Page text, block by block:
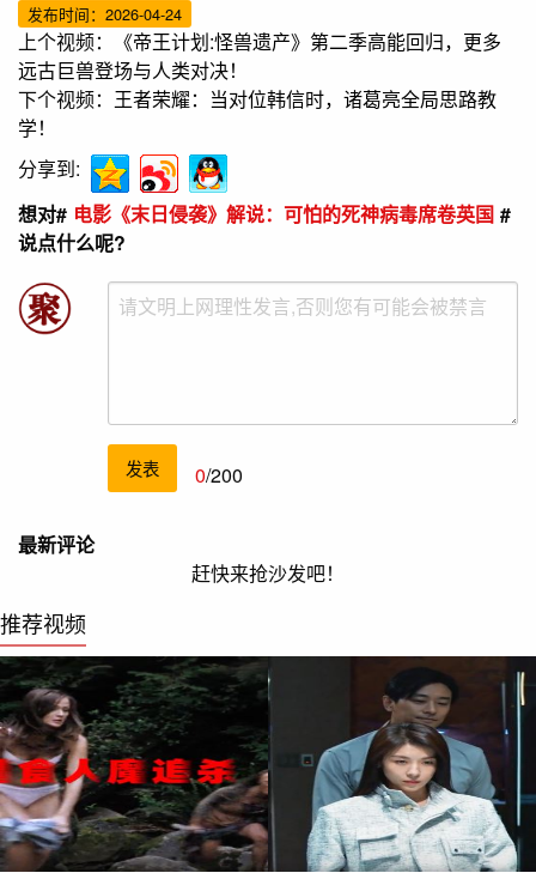
发布时间：2026-04-24
上个视频：
《帝王计划:怪兽遗产》第二季高能回归，更多
远古巨兽登场与人类对决！
下个视频： 王者荣耀：当对位韩信时，诸葛亮全局思路教
学！
分享到:
想对# 电影《末日侵袭》解说：可怕的死神病毒席卷英国 #
说点什么呢?
发表 0/200
最新评论
赶快来抢沙发吧！
推荐视频